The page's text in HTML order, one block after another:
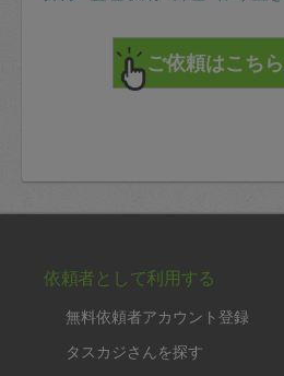
依頼者として利用する
無料依頼者アカウント登録
タスカジさんを探す